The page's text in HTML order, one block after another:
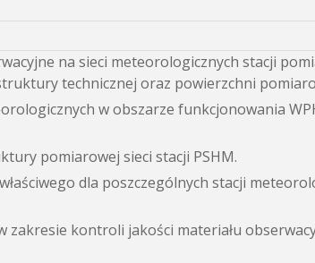
na sieci meteorologicznych stacji
technicznej oraz powierzchni
w obszarze funkcjonowania
pomiarowej sieci stacji PSHM.
dla poszczególnych stacji
zakresie kontroli jakości materiału